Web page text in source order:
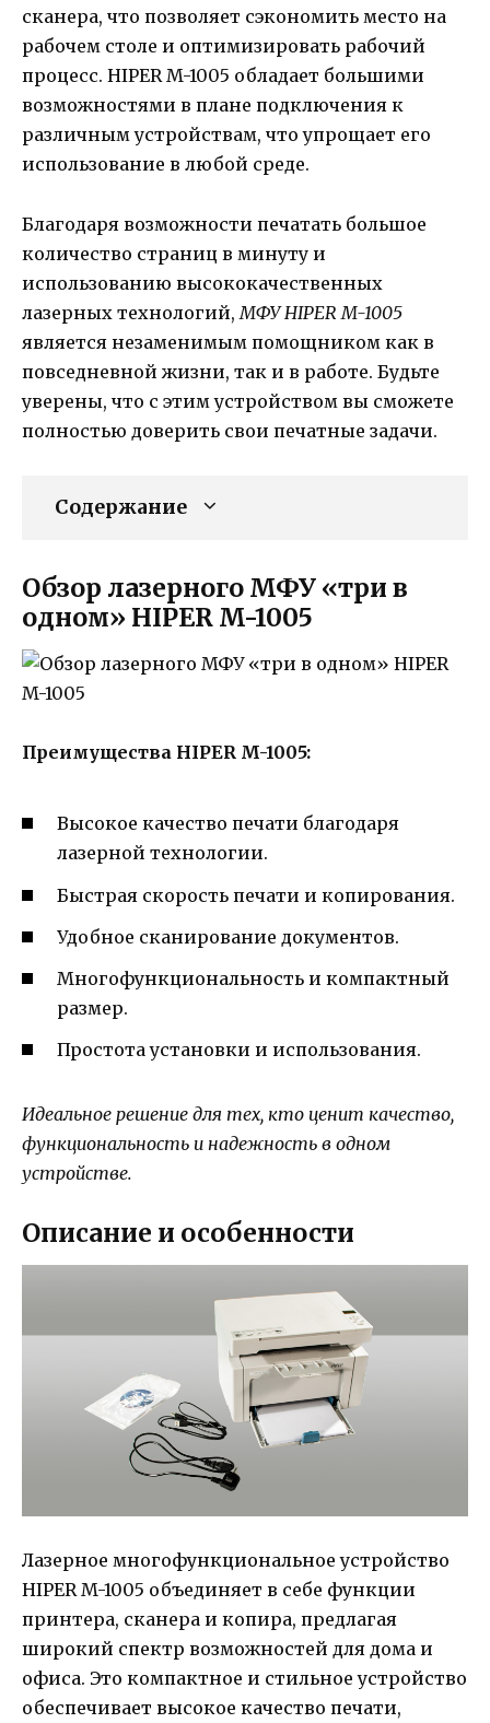
сканера, что позволяет сэкономить место на
рабочем столе и оптимизировать рабочий
процесс. HIPER M-1005 обладает большими
возможностями в плане подключения к
различным устройствам, что упрощает его
использование в любой среде.
Благодаря возможности печатать большое
количество страниц в минуту и
использованию высококачественных
лазерных технологий, МФУ HIPER M-1005
является незаменимым помощником как в
повседневной жизни, так и в работе. Будьте
уверены, что с этим устройством вы сможете
полностью доверить свои печатные задачи.
Содержание
Обзор лазерного МФУ «три в
одном» HIPER M-1005
Преимущества HIPER M-1005:
Высокое качество печати благодаря
лазерной технологии.
Быстрая скорость печати и копирования.
Удобное сканирование документов.
Многофункциональность и компактный
размер.
Простота установки и использования.
Идеальное решение для тех, кто ценит качество,
функциональность и надежность в одном
устройстве.
Описание и особенности
Лазерное многофункциональное устройство
HIPER M-1005 объединяет в себе функции
принтера, сканера и копира, предлагая
широкий спектр возможностей для дома и
офиса. Это компактное и стильное устройство
обеспечивает высокое качество печати,